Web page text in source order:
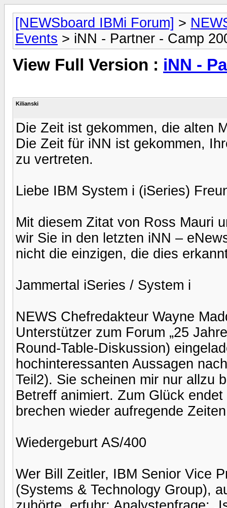
[NEWSboard IBMi Forum] >
Events > iNN - Partner - Camp
View Full Version : iNN -
Kilianski
Die Zeit ist gekommen, die alten
Die Zeit für iNN ist gekommen,
zu vertreten.
Liebe IBM System i (iSeries)
Mit diesem Zitat von Ross Mauri
wir Sie in den letzten iNN –
nicht die einzigen, die dies
Jammertal iSeries / System i
NEWS Chefredakteur Wayne
Unterstützer zum Forum „25
Round-Table-Diskussion)
hochinteressanten Aussagen
Teil2). Sie scheinen mir nur allzu
Betreff animiert. Zum Glück
brechen wieder aufregende
Wiedergeburt AS/400
Wer Bill Zeitler, IBM Senior Vice
(Systems & Technology Group),